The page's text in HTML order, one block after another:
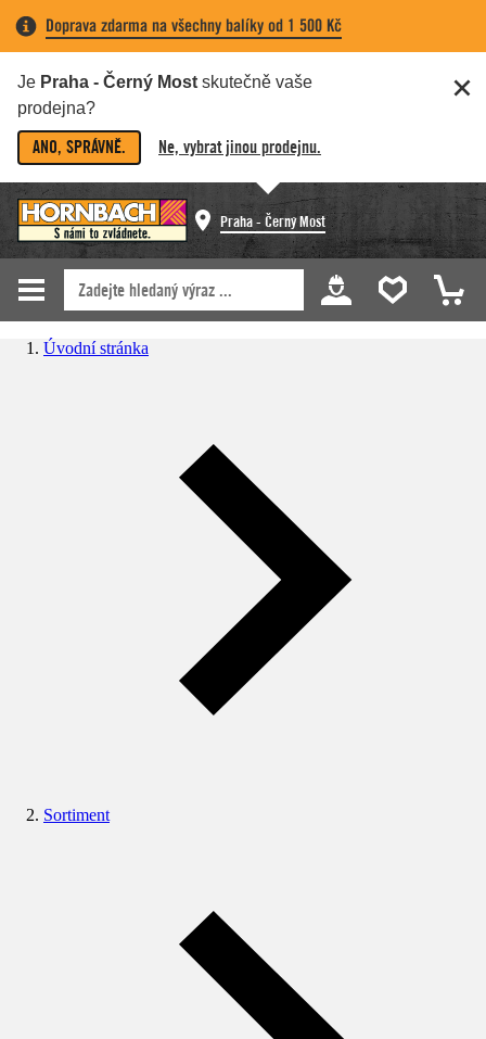
Doprava zdarma na všechny balíky od 1 500 Kč
Je Praha - Černý Most skutečně vaše
prodejna?
ANO, SPRÁVNĚ. Ne, vybrat jinou prodejnu.
Praha - Černý Most
Úvodní stránka
Sortiment